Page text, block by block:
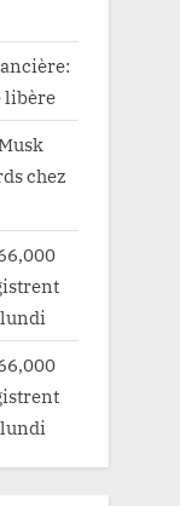
libère
chez
lundi
lundi